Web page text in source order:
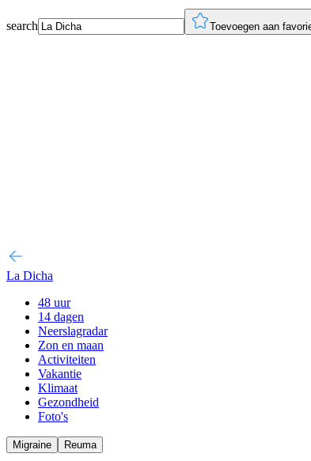
search Toevoegen aan
La Dicha
48 uur
14 dagen
Neerslagradar
Zon en maan
Activiteiten
Vakantie
Klimaat
Gezondheid
Foto's
Migraine Reuma